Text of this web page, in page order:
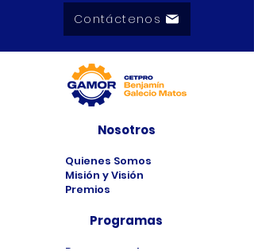
Contáctenos
Nosotros
Quienes Somos
Misión y Visión
Premios
Programas